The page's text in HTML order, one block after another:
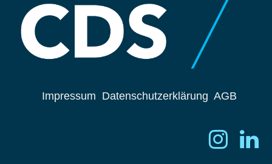
Impressum Datenschutzerklärung AGB